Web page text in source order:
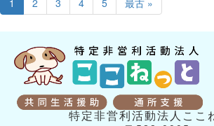
1 2 3 4 5 最古 »
特定非営利活動法人ここ